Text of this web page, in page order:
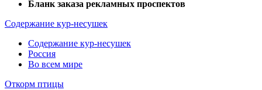
Бланк заказа рекламных проспектов
Содержание кур-несушек
Содержание кур-несушек
Россия
Во всем мире
Откорм птицы